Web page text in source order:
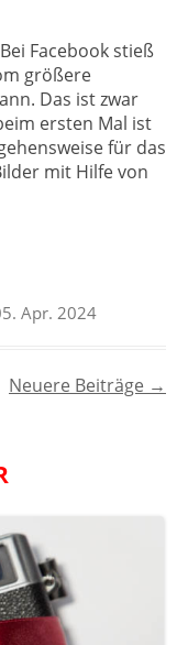
Facebook stieß
größere
Das ist zwar
ersten Mal ist
für das
mit Hilfe von
Apr. 2024
Neuere Beiträge →